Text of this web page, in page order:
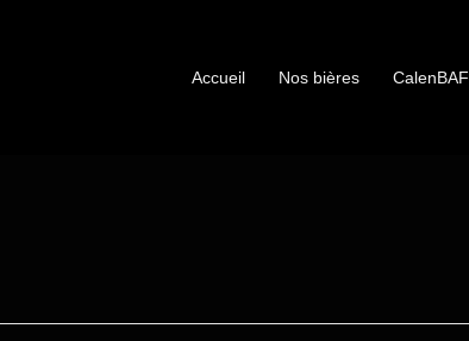
Accueil Nos bières CalenBAF